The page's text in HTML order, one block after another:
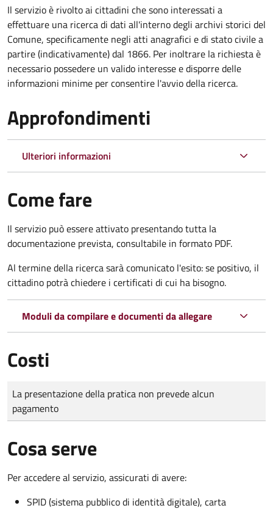
Il servizio è rivolto ai cittadini che sono interessati a
effettuare una ricerca di dati all'interno degli archivi storici del
Comune, specificamente negli atti anagrafici e di stato civile a
partire (indicativamente) dal 1866. Per inoltrare la richiesta è
necessario possedere un valido interesse e disporre delle
informazioni minime per consentire l'avvio della ricerca.
Approfondimenti
Ulteriori informazioni
Come fare
Il servizio può essere attivato presentando tutta la
documentazione prevista, consultabile in formato PDF.
Al termine della ricerca sarà comunicato l'esito: se positivo, il
cittadino potrà chiedere i certificati di cui ha bisogno.
Moduli da compilare e documenti da allegare
Costi
Tipo di pagamento
Importo
La presentazione della pratica non prevede alcun
pagamento
Cosa serve
Per accedere al servizio, assicurati di avere:
SPID (sistema pubblico di identità digitale), carta